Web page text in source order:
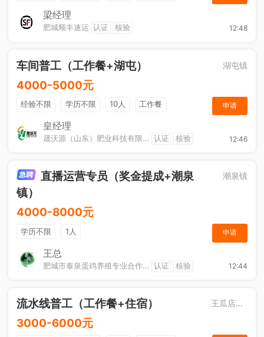
综合补贴
奖励计划
梁经理
肥城顺丰速运 认证 核验 12:48
车间普工（工作餐+湖屯） 湖屯镇
4000-5000元
经验不限 学历不限 10人
工作餐
奖励计划
节日福利
申请
皇经理
晟沃源（山东）肥业科技有限公司 认证 核验 12:46
直播运营专员（奖金提成+潮泉
镇）
潮泉镇
4000-8000元
学历不限 1人 申请
王总
肥城市泰泉蛋鸡养殖专业合作社 认证 核验 12:44
流水线普工（工作餐+住宿） 王瓜店街道
3000-6000元